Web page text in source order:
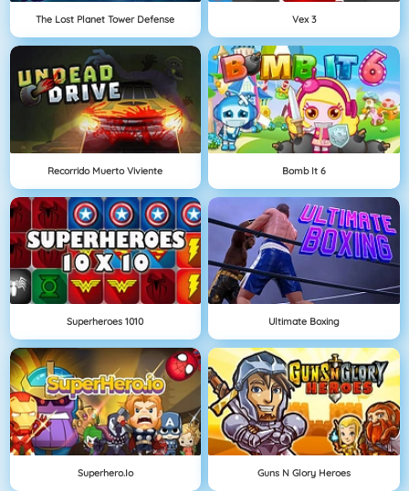
The Lost Planet Tower Defense Vex 3
Recorrido Muerto Viviente Bomb It 6
Superheroes 1010 Ultimate Boxing
Superhero.io Guns N Glory Heroes